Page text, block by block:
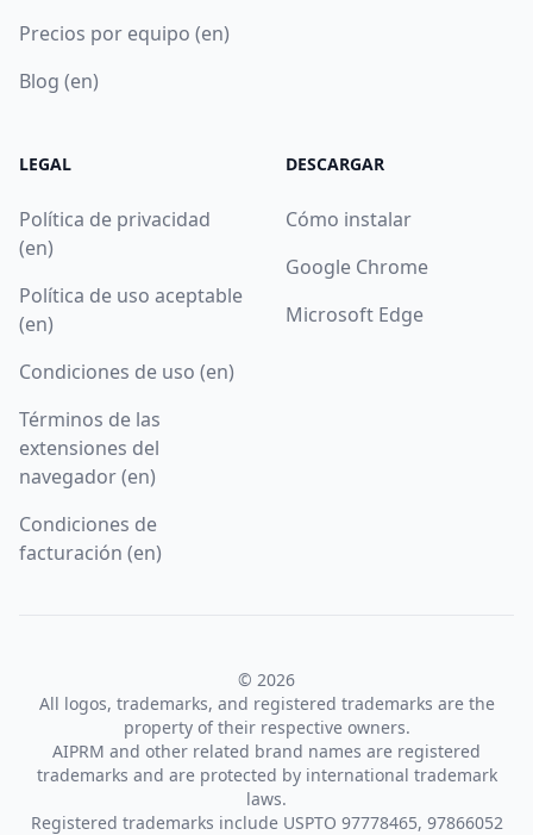
Precios por equipo (en)
Blog (en)
LEGAL
Política de privacidad
(en)
Política de uso aceptable
(en)
Condiciones de uso (en)
Términos de las
extensiones del
navegador (en)
Condiciones de
facturación (en)
DESCARGAR
Cómo instalar
Google Chrome
Microsoft Edge
© 2026
All logos, trademarks, and registered trademarks are the
property of their respective owners.
AIPRM and other related brand names are registered
trademarks and are protected by international trademark
laws.
Registered trademarks include USPTO 97778465, 97866052